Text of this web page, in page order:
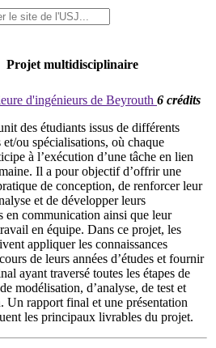
Projet multidisciplinaire
d'ingénieurs de Beyrouth 6 crédits
des étudiants issus de différents
et/ou spécialisations, où chaque
à l’exécution d’une tâche en lien
Il a pour objectif d’offrir une
de conception, de renforcer leur
et de développer leurs
en communication ainsi que leur
en équipe. Dans ce projet, les
appliquer les connaissances
de leurs années d’études et fournir
ayant traversé toutes les étapes de
modélisation, d’analyse, de test et
Un rapport final et une présentation
les principaux livrables du projet.